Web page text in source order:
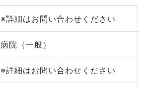
※詳細はお問い合わせください
病院（一般）
※詳細はお問い合わせください